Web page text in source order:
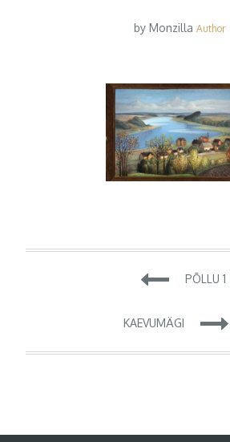
by Monzilla Author
Navigeerimine
PÕLLU 1
KAEVUMÄGI